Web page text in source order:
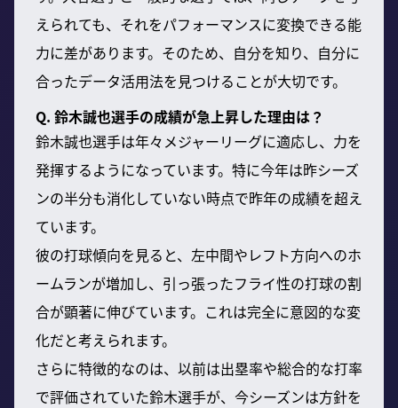
えられても、それをパフォーマンスに変換できる能
力に差があります。そのため、自分を知り、自分に
合ったデータ活用法を見つけることが大切です。
Q. 鈴木誠也選手の成績が急上昇した理由は？
鈴木誠也選手は年々メジャーリーグに適応し、力を
発揮するようになっています。特に今年は昨シーズ
ンの半分も消化していない時点で昨年の成績を超え
ています。
彼の打球傾向を見ると、左中間やレフト方向へのホ
ームランが増加し、引っ張ったフライ性の打球の割
合が顕著に伸びています。これは完全に意図的な変
化だと考えられます。
さらに特徴的なのは、以前は出塁率や総合的な打率
で評価されていた鈴木選手が、今シーズンは方針を